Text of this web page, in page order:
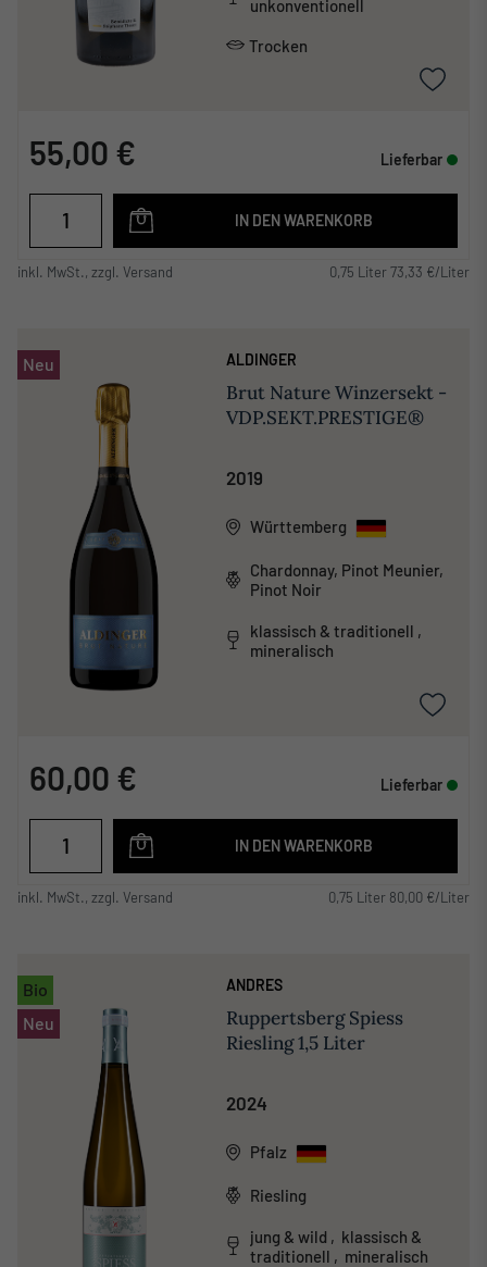
unkonventionell
Trocken
55,00 € Lieferbar
IN DEN WARENKORB
inkl. MwSt., zzgl. Versand 0,75 Liter 73,33 €/Liter
Neu ALDINGER
Brut Nature Winzersekt -
VDP.SEKT.PRESTIGE®
2019
Württemberg
Chardonnay, Pinot Meunier,
Pinot Noir
klassisch & traditionell ,
mineralisch
60,00 € Lieferbar
IN DEN WARENKORB
inkl. MwSt., zzgl. Versand 0,75 Liter 80,00 €/Liter
Bio
Neu
ANDRES
Ruppertsberg Spiess
Riesling 1,5 Liter
2024
Pfalz
Riesling
jung & wild , klassisch &
traditionell , mineralisch